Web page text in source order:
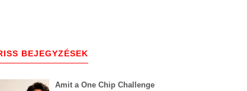
BEJEGYZÉSEK
Amit a One Chip Challenge